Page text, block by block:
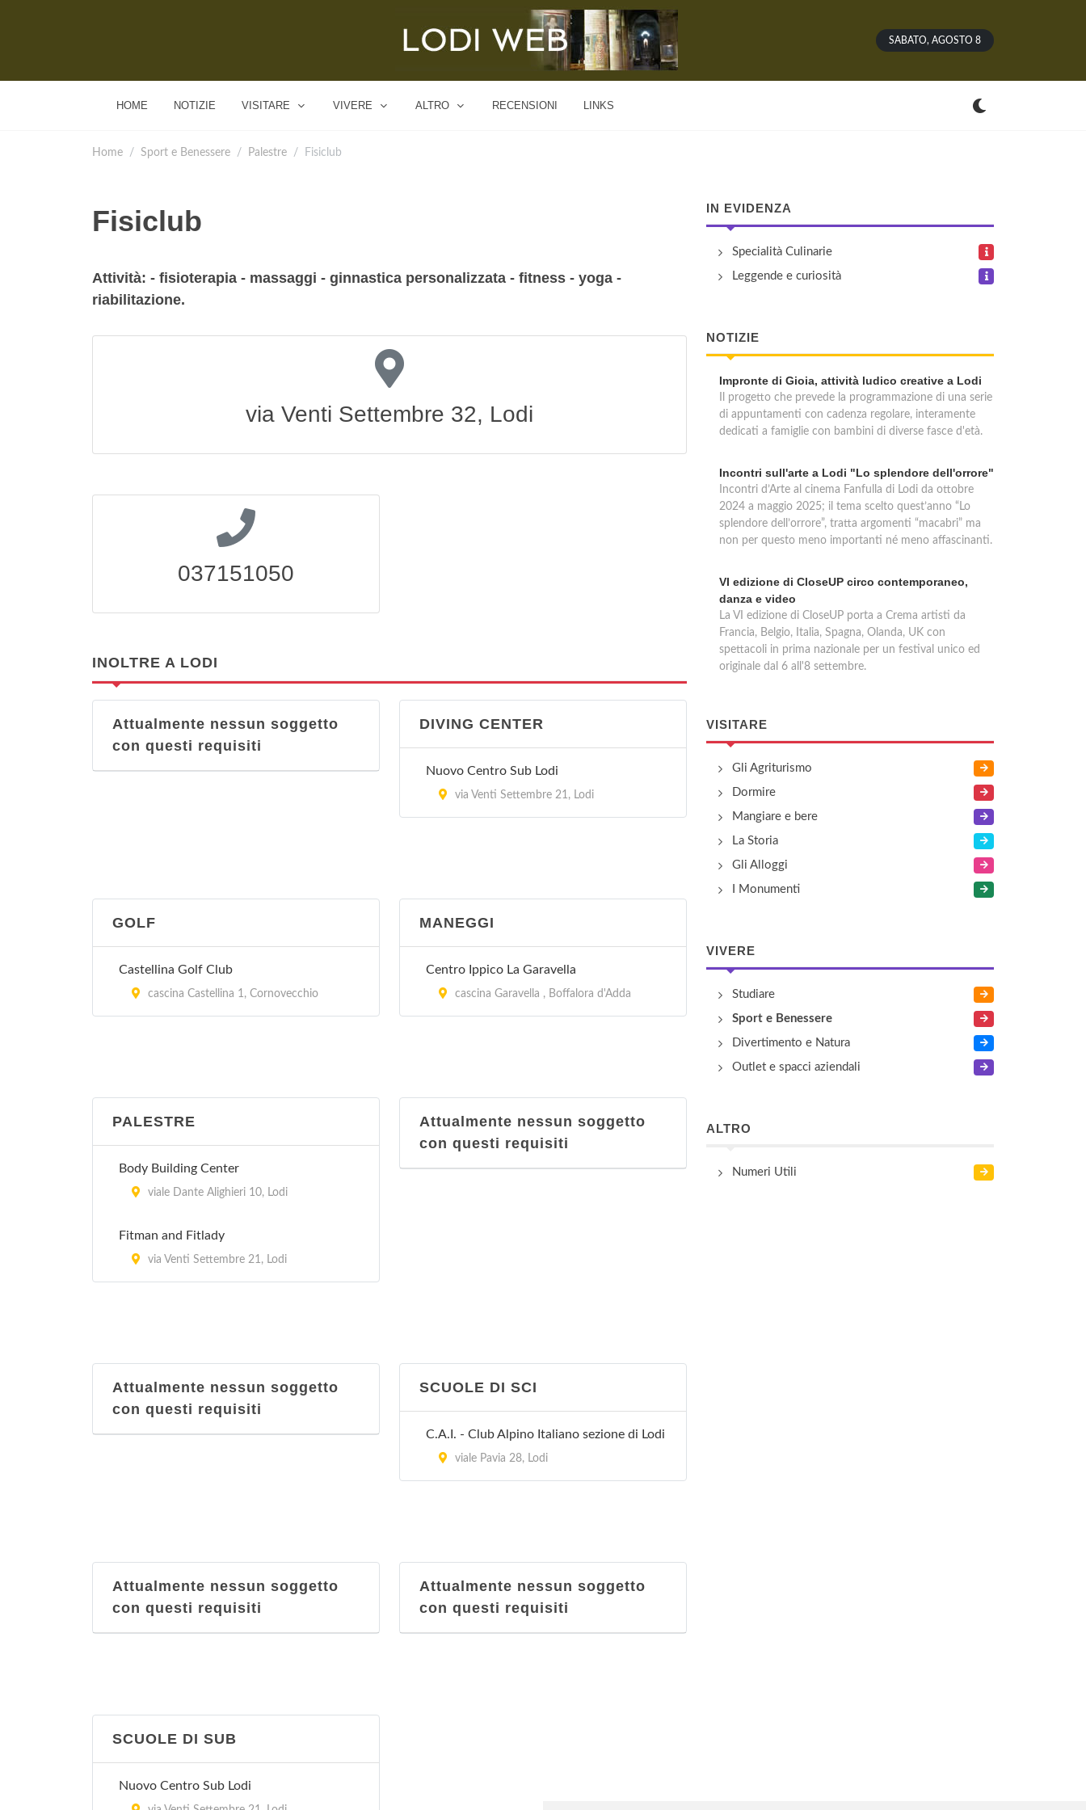
SABATO, AGOSTO 8
HOME NOTIZIE VISITARE VIVERE ALTRO RECENSIONI LINKS
Home Sport e Benessere Palestre Fisiclub
Fisiclub
Attività: - fisioterapia - massaggi - ginnastica personalizzata - fitness - yoga -
riabilitazione.
via Venti Settembre 32, Lodi
037151050
INOLTRE A LODI
Attualmente nessun soggetto
con questi requisiti
DIVING CENTER
Nuovo Centro Sub Lodi
via Venti Settembre 21, Lodi
GOLF
Castellina Golf Club
cascina Castellina 1, Cornovecchio
MANEGGI
Centro Ippico La Garavella
cascina Garavella , Boffalora d'Adda
PALESTRE
Body Building Center
viale Dante Alighieri 10, Lodi
Fitman and Fitlady
via Venti Settembre 21, Lodi
Attualmente nessun soggetto
con questi requisiti
Attualmente nessun soggetto
con questi requisiti
SCUOLE DI SCI
C.A.I. - Club Alpino Italiano sezione di Lodi
viale Pavia 28, Lodi
Attualmente nessun soggetto
con questi requisiti
Attualmente nessun soggetto
con questi requisiti
SCUOLE DI SUB
Nuovo Centro Sub Lodi
IN EVIDENZA
Specialità Culinarie
Leggende e curiosità
NOTIZIE
Impronte di Gioia, attività ludico creative a Lodi
Il progetto che prevede la programmazione di una serie
di appuntamenti con cadenza regolare, interamente
dedicati a famiglie con bambini di diverse fasce d'età.
Incontri sull'arte a Lodi "Lo splendore dell'orrore"
Incontri d’Arte al cinema Fanfulla di Lodi da ottobre
2024 a maggio 2025; il tema scelto quest’anno “Lo
splendore dell’orrore”, tratta argomenti “macabri” ma
non per questo meno importanti né meno affascinanti.
VI edizione di CloseUP circo contemporaneo,
danza e video
La VI edizione di CloseUP porta a Crema artisti da
Francia, Belgio, Italia, Spagna, Olanda, UK con
spettacoli in prima nazionale per un festival unico ed
originale dal 6 all'8 settembre.
VISITARE
Gli Agriturismo
Dormire
Mangiare e bere
La Storia
Gli Alloggi
I Monumenti
VIVERE
Studiare
Sport e Benessere
Divertimento e Natura
Outlet e spacci aziendali
ALTRO
Numeri Utili